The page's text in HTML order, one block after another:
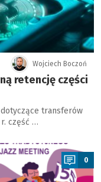
Wojciech Boczoń
retencję części
transferów
część …
0